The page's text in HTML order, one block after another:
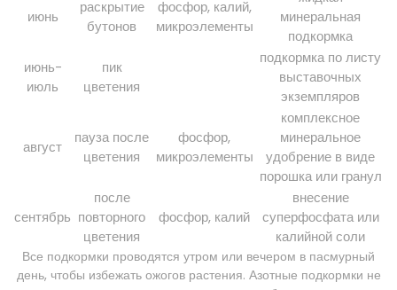
июнь
раскрытие
бутонов
фосфор, калий,
микроэлементы
минеральная
подкормка
июнь-
июль
пик
цветения
подкормка по листу
выставочных
экземпляров
август
пауза после
цветения
фосфор,
микроэлементы
комплексное
минеральное
удобрение в виде
порошка или гранул
сентябрь
после
повторного
цветения
фосфор, калий
внесение
суперфосфата или
калийной соли
Все подкормки проводятся утром или вечером в пасмурный
день, чтобы избежать ожогов растения. Азотные подкормки не